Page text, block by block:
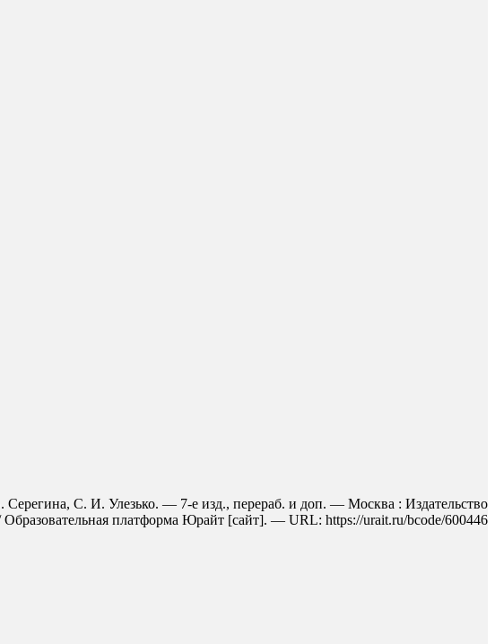
С. И. Улезько. — 7-е изд., перераб. и доп. — Москва : Издательство
платформа Юрайт [сайт]. — URL: https://urait.ru/bcode/600446